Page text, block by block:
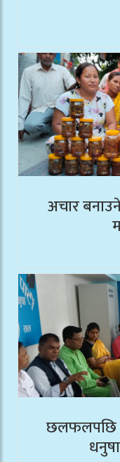
अचार
छलफलपछि